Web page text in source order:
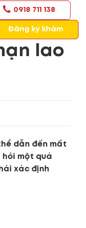
0918 711 138
Đăng ký khám
lao
dẫn đến mất
hỏi một quá
xác định